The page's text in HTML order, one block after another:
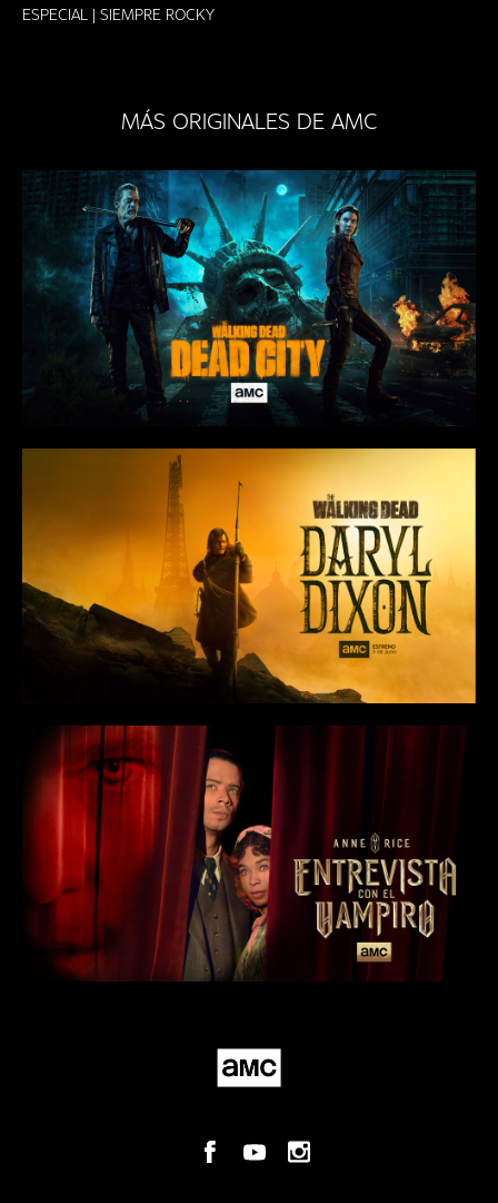
ESPECIAL | SIEMPRE ROCKY
MÁS ORIGINALES DE AMC